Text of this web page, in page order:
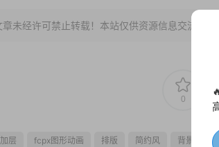
未经许可禁止转载！本站仅供资源信息交流学习
0
层 fcpx图形动画 排版 简约风 背景透明